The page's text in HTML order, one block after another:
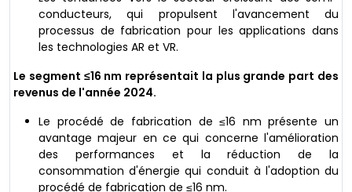
conducteurs, qui propulsent l'avancement du
processus de fabrication pour les applications dans
les technologies AR et VR.
Le segment ≤16 nm représentait la plus grande part des
revenus de l'année 2024.
Le procédé de fabrication de ≤16 nm présente un
avantage majeur en ce qui concerne l'amélioration
des performances et la réduction de la
consommation d'énergie qui conduit à l'adoption du
procédé de fabrication de ≤16 nm.